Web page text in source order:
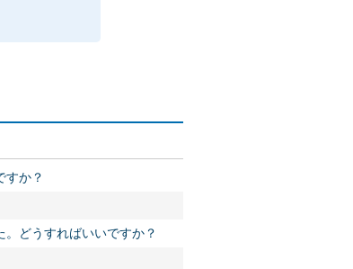
すか？
どうすればいいですか？